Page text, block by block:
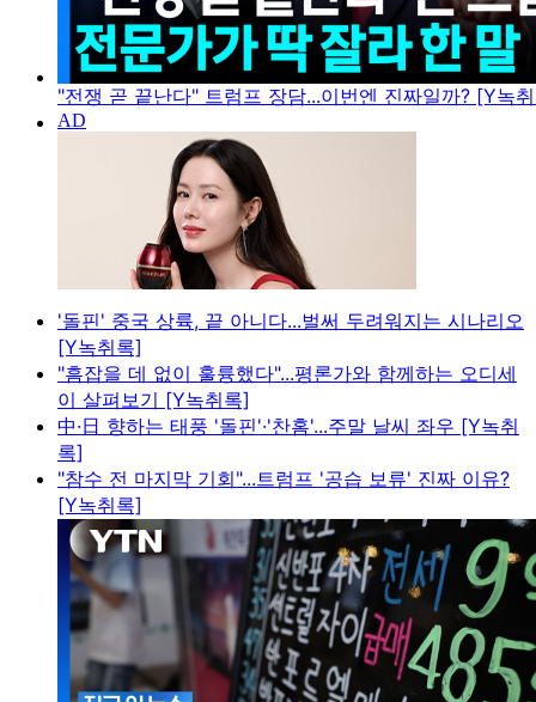
"전쟁 곧 끝난다" 트럼프 장담...이번엔 진짜일까? [Y녹
'돌핀' 중국 상륙, 끝 아니다...벌써 두려워지는 시나리오
[Y녹취록]
"흠잡을 데 없이 훌륭했다"...평론가와 함께하는 오디세
이 살펴보기 [Y녹취록]
中·日 향하는 태풍 '돌핀'·'찬홈'...주말 날씨 좌우 [Y녹취
록]
"참수 전 마지막 기회"...트럼프 '공습 보류' 진짜 이유?
[Y녹취록]